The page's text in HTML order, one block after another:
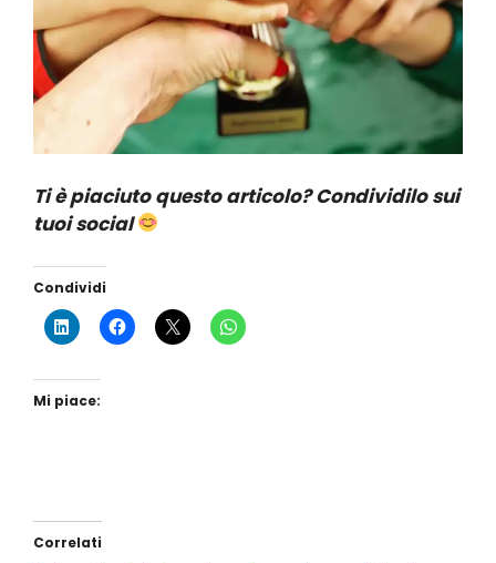
Ti è piaciuto questo articolo? Condividilo sui
tuoi social
Condividi
Mi piace:
Correlati